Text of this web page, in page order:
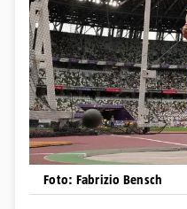
Foto: Fabrizio Bensch